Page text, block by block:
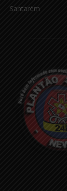
Santarém